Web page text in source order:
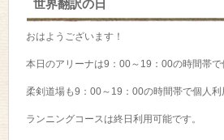
世界翻訳の日
おはようございます！
本日のアリーナは9：00～19：00の時間帯で
柔剣道場も9：00～19：00の時間帯で個人利
ランニングコースは終日利用可能です。